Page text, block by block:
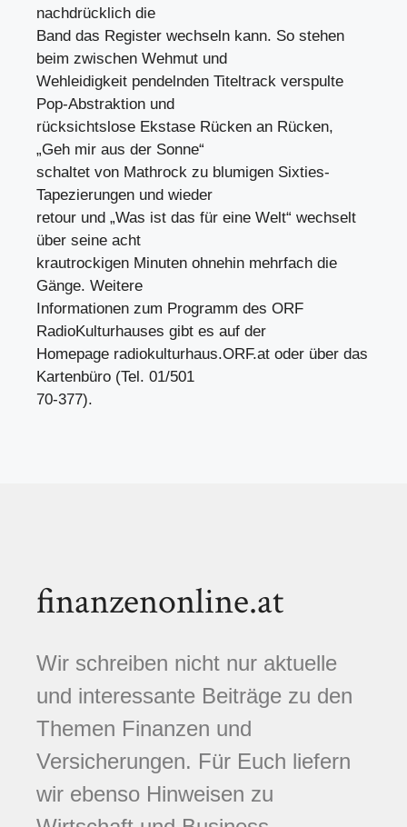
nachdrücklich die
Band das Register wechseln kann. So stehen
beim zwischen Wehmut und
Wehleidigkeit pendelnden Titeltrack verspulte
Pop-Abstraktion und
rücksichtslose Ekstase Rücken an Rücken,
„Geh mir aus der Sonne“
schaltet von Mathrock zu blumigen Sixties-
Tapezierungen und wieder
retour und „Was ist das für eine Welt“ wechselt
über seine acht
krautrockigen Minuten ohnehin mehrfach die
Gänge. Weitere
Informationen zum Programm des ORF
RadioKulturhauses gibt es auf der
Homepage radiokulturhaus.ORF.at oder über das
Kartenbüro (Tel. 01/501
70-377).
finanzenonline.at
Wir schreiben nicht nur aktuelle
und interessante Beiträge zu den
Themen Finanzen und
Versicherungen. Für Euch liefern
wir ebenso Hinweisen zu